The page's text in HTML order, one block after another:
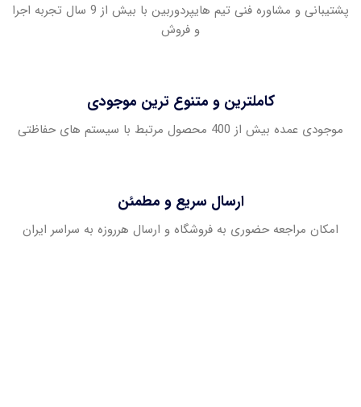
پشتیبانی و مشاوره فنی تیم هایپردوربین با بیش از 9 سال تجربه اجرا
و فروش
کاملترین و متنوع ترین موجودی
موجودی عمده بیش از 400 محصول مرتبط با سیستم های حفاظتی
ارسال سریع و مطمئن
امکان مراجعه حضوری به فروشگاه و ارسال هرروزه به سراسر ایران